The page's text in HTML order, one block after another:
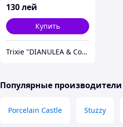
130лей
Купить
Trixie "DIANULEA & Co" SRL
Популярные производители
Porcelain Castle Stuzzy